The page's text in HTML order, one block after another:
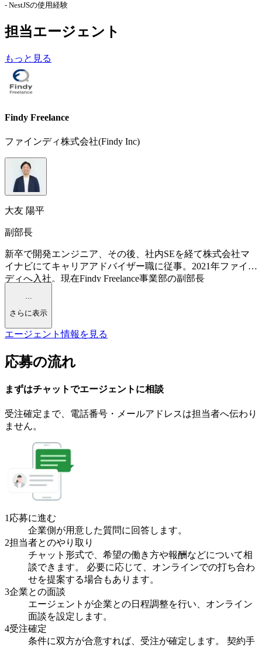
- NestJSの使用経験
担当エージェント
もっと見る
Findy Freelance
ファインディ株式会社(Findy Inc)
大友 陽平
副部長
新卒で開発エンジニア、その後、社内SEを経て株式会社マ
イナビにてキャリアアドバイザー職に従事。2021年ファイン
ディへ入社。現在Findy Freelance事業部の副部長
...
さらに表示
エージェント情報を見る
応募の流れ
まずはチャットでエージェント に相談
受注確定まで、 電話番号・メールアドレスは担当者へ伝わり
ません。
1 応募に進む
企業側が用意した質問に回答します。
2担当者とのやり取り
チャット形式で、希望の働き方や報酬などについて相
談できます。 必要に応じて、オンラインでの打ち合わ
せを提案する場合もあります。
3企業との面談
エージェントが企業との日程調整を行い、オンライン
面談を設定します。
4受注確定
条件に双方が合意すれば、受注が確定します。 契約手